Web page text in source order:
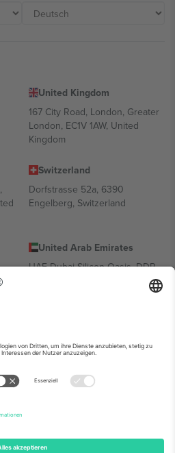
United Kingdom
167 City Road, London, Greater
London, EC1V 1AW, United
Kingdom
Switzerland
Dorfstrasse 52a, 6390
Engelberg, Switzerland
United Arab Emirates
UAE Dubai Silicon Oasis, DDP
Building A1, Office 302, Dubai,
kann je nach
jeweiligen Veranstaltungsseite, im